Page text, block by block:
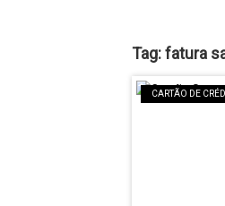
Tag:fatura
CARTÃO DE